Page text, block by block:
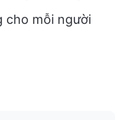
cho mỗi người